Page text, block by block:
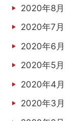
2020年8月
2020年7月
2020年6月
2020年5月
2020年4月
2020年3月